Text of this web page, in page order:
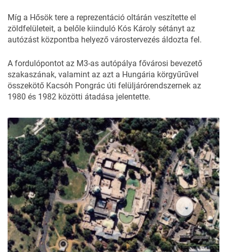
Míg a Hősök tere a reprezentáció oltárán veszítette el
zöldfelületeit, a belőle kiinduló Kós Károly sétányt az
autózást központba helyező várostervezés áldozta fel.
A fordulópontot az M3-as autópálya fővárosi bevezető
szakaszának, valamint az azt a Hungária körgyűrűvel
összekötő Kacsóh Pongrác úti felüljárórendszernek az
1980 és 1982 közötti átadása jelentette.